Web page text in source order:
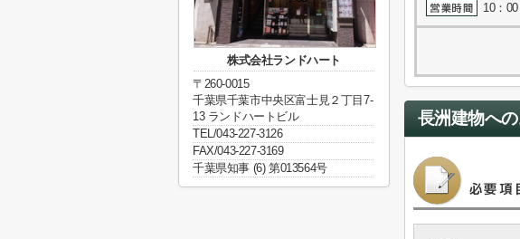
10：
長洲建物へ
株式会社ランドハート
〒260-0015
千葉県千葉市中央区富士見２丁目7-
13 ランドハートビル
TEL/043-227-3126
FAX/043-227-3169
千葉県知事 (6) 第013564号